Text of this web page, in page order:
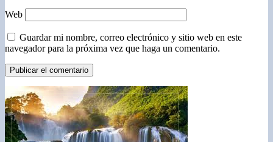
Web
Guardar mi nombre, correo electrónico y sitio web en este
navegador para la próxima vez que haga un comentario.